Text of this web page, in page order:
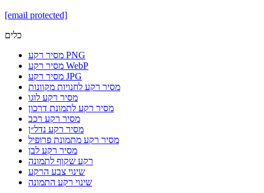
[email protected]
כלים
מסיר רקע PNG
מסיר רקע WebP
מסיר רקע JPG
מסיר רקע לחנויות מקוונות
מסיר רקע לוגו
מסיר רקע לתמונת דרכון
מסיר רקע רכב
מסיר רקע נדל״ן
מסיר רקע מתמונת פרופיל
מסיר רקע לבן
רקע שקוף לתמונה
שינוי צבע הרקע
שינוי רקע התמונה